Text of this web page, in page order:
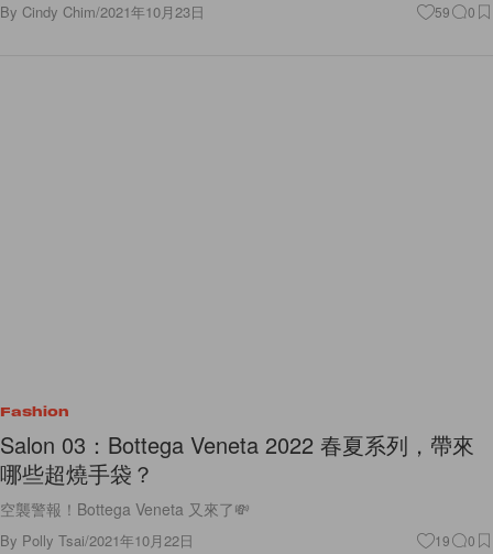
By Cindy Chim/2021年10月23日 59 0
Fashion
Salon 03：Bottega Veneta 2022 春夏系列，帶來
哪些超燒手袋？
空襲警報！Bottega Veneta 又來了💸
By Polly Tsai/2021年10月22日 19 0